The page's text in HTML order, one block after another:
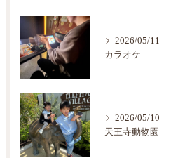
2026/05/11
カラオケ
2026/05/10
天王寺動物園